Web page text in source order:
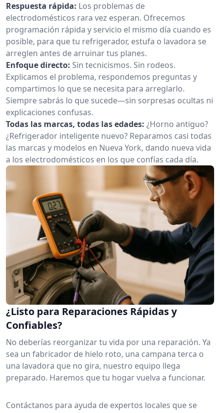
Respuesta rápida: Los problemas de
electrodomésticos rara vez esperan. Ofrecemos
programación rápida y servicio el mismo día cuando es
posible, para que tu refrigerador, estufa o lavadora se
arreglen antes de arruinar tus planes.
Enfoque directo: Sin tecnicismos. Sin rodeos.
Explicamos el problema, respondemos preguntas y
compartimos lo que se necesita para arreglarlo.
Siempre sabrás lo que sucede—sin sorpresas ocultas ni
explicaciones confusas.
Todas las marcas, todas las edades: ¿Horno antiguo?
¿Refrigerador inteligente nuevo? Reparamos casi todas
las marcas y modelos en Nueva York, dando nueva vida
a los electrodomésticos en los que confías cada día.
¿Listo para Reparaciones Rápidas y
Confiables?
No deberías reorganizar tu vida por una reparación. Ya
sea un fabricador de hielo roto, una campana terca o
una lavadora que no gira, nuestro equipo llega
preparado. Haremos que tu hogar vuelva a funcionar.
Contáctanos para ayuda de expertos locales que se